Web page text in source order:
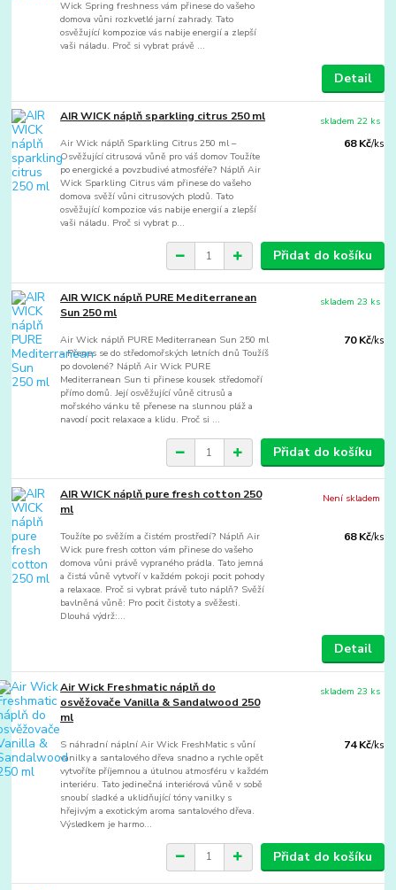
Wick Spring freshness vám přinese do vašeho
domova vůni rozkvetlé jarní zahrady. Tato
osvěžující kompozice vás nabije energií a zlepší
vaši náladu. Proč si vybrat právě ...
Detail
AIR WICK náplň sparkling citrus 250 ml
Air Wick náplň Sparkling Citrus 250 ml –
Osvěžující citrusová vůně pro váš domov Toužíte
po energické a povzbudivé atmosféře? Náplň Air
Wick Sparkling Citrus vám přinese do vašeho
domova svěží vůni citrusových plodů. Tato
osvěžující kompozice vás nabije energií a zlepší
vaši náladu. Proč si vybrat p...
68 Kč/ks
skladem 22 ks
Přidat do košíku
AIR WICK náplň PURE Mediterranean
Sun 250 ml
Air Wick náplň PURE Mediterranean Sun 250 ml
– Přenes se do středomořských letních dnů Toužíš
po dovolené? Náplň Air Wick PURE
Mediterranean Sun ti přinese kousek středomoří
přímo domů. Její osvěžující vůně citrusů a
mořského vánku tě přenese na slunnou pláž a
navodí pocit relaxace a klidu. Proč si ...
70 Kč/ks
skladem 23 ks
Přidat do košíku
AIR WICK náplň pure fresh cotton 250
ml
Toužíte po svěžím a čistém prostředí? Náplň Air
Wick pure fresh cotton vám přinese do vašeho
domova vůni právě vypraného prádla. Tato jemná
a čistá vůně vytvoří v každém pokoji pocit pohody
a relaxace. Proč si vybrat právě tuto náplň? Svěží
bavlněná vůně: Pro pocit čistoty a svěžesti.
Dlouhá výdrž:...
68 Kč/ks
Není skladem
Detail
Air Wick Freshmatic náplň do
osvěžovače Vanilla & Sandalwood 250
ml
S náhradní náplní Air Wick FreshMatic s vůní
vanilky a santalového dřeva snadno a rychle opět
vytvoříte příjemnou a útulnou atmosféru v každém
interiéru. Tato jedinečná interiérová vůně v sobě
snoubí sladké a uklidňující tóny vanilky s
hřejivým a exotickým aroma santalového dřeva.
Výsledkem je harmo...
74 Kč/ks
skladem 23 ks
Přidat do košíku